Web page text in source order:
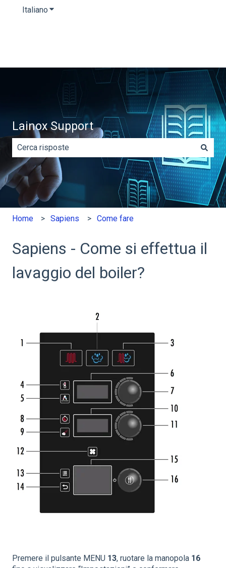
Italiano Mostra sottomenu per le traduzioni
Lainox Support
Non sono presenti suggerimenti perché il campo di
Home Sapiens Come fare
Sapiens - Come si effettua il
lavaggio del boiler?
Premere il pulsante MENU 13, ruotare la manopola 16